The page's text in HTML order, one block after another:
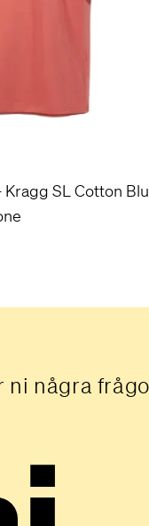
SL Cotton
ni några